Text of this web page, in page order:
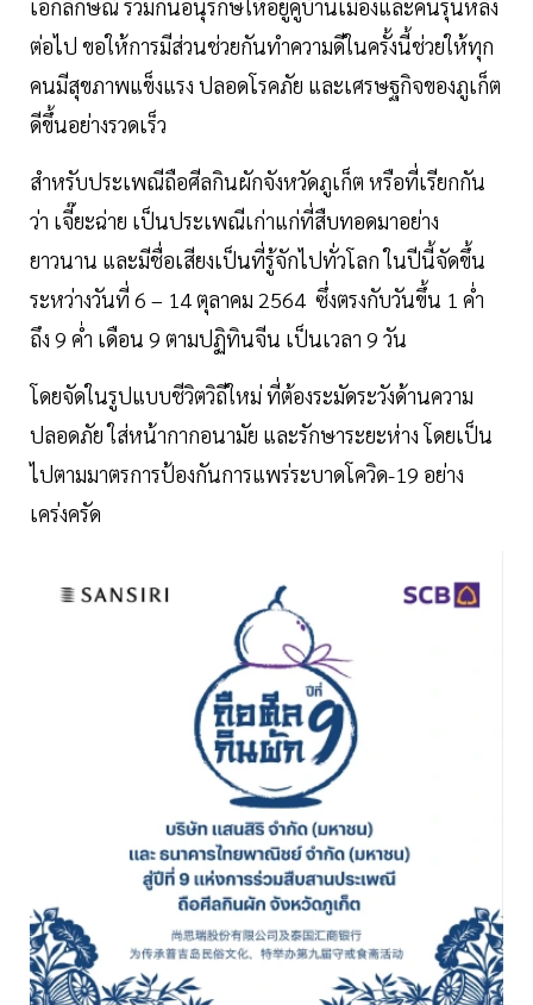
เอกลักษณ์ ร่วมกันอนุรักษ์ให้อยู่คู่บ้านเมืองและคนรุ่นหลัง
ต่อไป ขอให้การมีส่วนช่วยกันทำความดีในครั้งนี้ช่วยให้ทุก
คนมีสุขภาพแข็งแรง ปลอดโรคภัย และเศรษฐกิจของภูเก็ต
ดีขึ้นอย่างรวดเร็ว
สำหรับประเพณีถือศีลกินผักจังหวัดภูเก็ต หรือที่เรียกกัน
ว่า เจี๊ยะฉ่าย เป็นประเพณีเก่าแก่ที่สืบทอดมาอย่าง
ยาวนาน และมีชื่อเสียงเป็นที่รู้จักไปทั่วโลก ในปีนี้จัดขึ้น
ระหว่างวันที่ 6 – 14 ตุลาคม 2564 ซึ่งตรงกับวันขึ้น 1 ค่ำ
ถึง 9 ค่ำ เดือน 9 ตามปฏิทินจีน เป็นเวลา 9 วัน
โดยจัดในรูปแบบชีวิตวิถีใหม่ ที่ต้องระมัดระวังด้านความ
ปลอดภัย ใส่หน้ากากอนามัย และรักษาระยะห่าง โดยเป็น
ไปตามมาตรการป้องกันการแพร่ระบาดโควิด-19 อย่าง
เคร่งครัด